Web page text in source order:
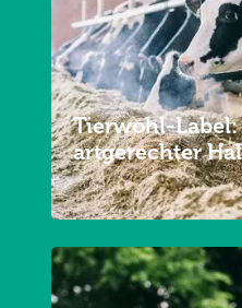
Tierwohl-Label:
artgerechter